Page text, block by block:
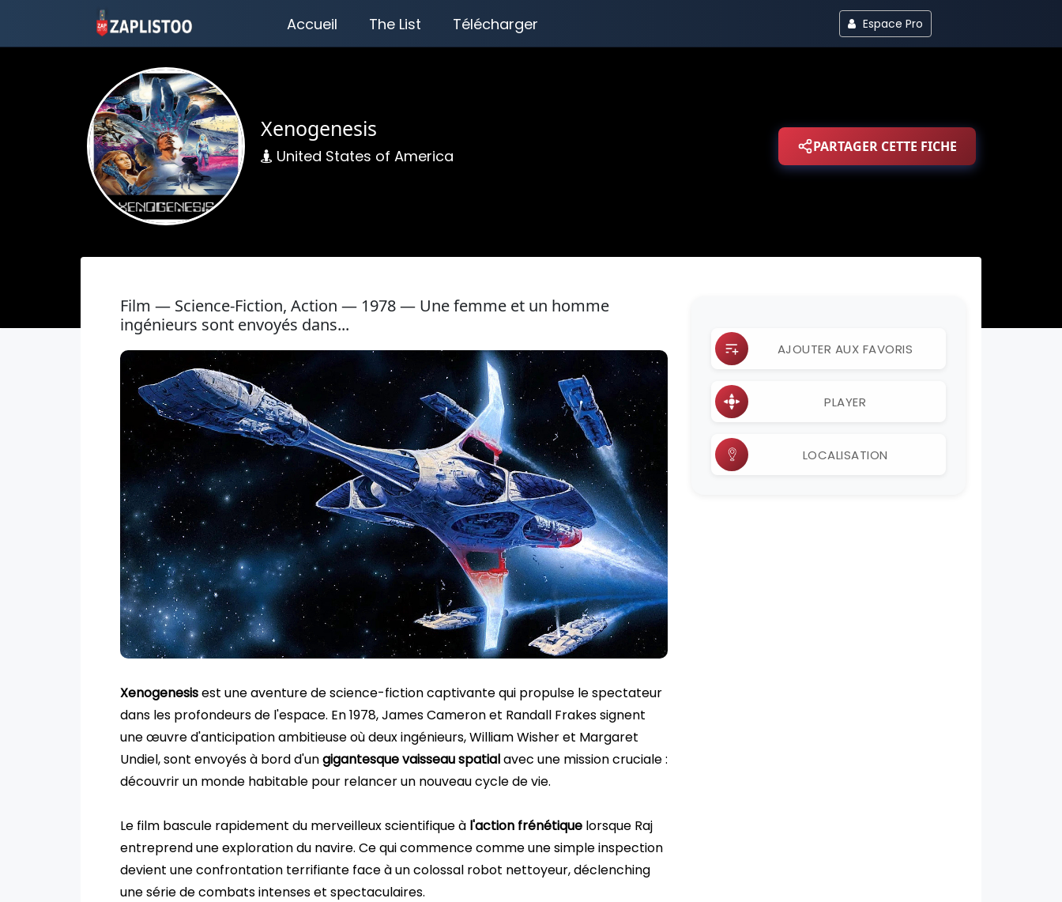
Accueil The List Télécharger Espace Pro
Xenogenesis
United States of America PARTAGER CETTE FICHE
Film — Science-Fiction, Action — 1978 — Une femme et un homme
ingénieurs sont envoyés dans...
Xenogenesisest une aventure de science-fiction captivante qui propulse le spectateur
dans les profondeurs de l'espace. En 1978, James Cameron et Randall Frakes signent
une œuvre d'anticipation ambitieuse où deux ingénieurs, William Wisher et Margaret
Undiel, sont envoyés à bord d'ungigantesque vaisseau spatialavec une mission cruciale :
découvrir un monde habitable pour relancer un nouveau cycle de vie.
Le film bascule rapidement du merveilleux scientifique à l'action frénétique lorsque Raj
entreprend une exploration du navire. Ce qui commence comme une simple inspection
devient une confrontation terrifiante face à un colossal robot nettoyeur, déclenching
une série de combats intenses et spectaculaires.
AJOUTER AUX FAVORIS
PLAYER
LOCALISATION